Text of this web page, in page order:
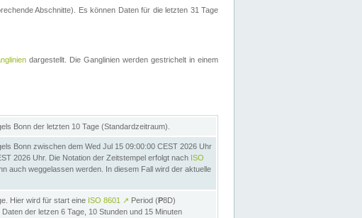
Abschnitte). Es können Daten für die letzten 31 Tage
dargestellt. Die Ganglinien werden gestrichelt in einem
Bonn der letzten 10 Tage (Standardzeitraum).
Bonn zwischen dem Wed Jul 15 09:00:00 CEST 2026 Uhr
2026 Uhr. Die Notation der Zeitstempel erfolgt nach ISO
auch weggelassen werden. In diesem Fall wird der aktuelle
Hier wird für start eine ISO 8601 ↗ Period (P8D)
der letzen 6 Tage, 10 Stunden und 15 Minuten